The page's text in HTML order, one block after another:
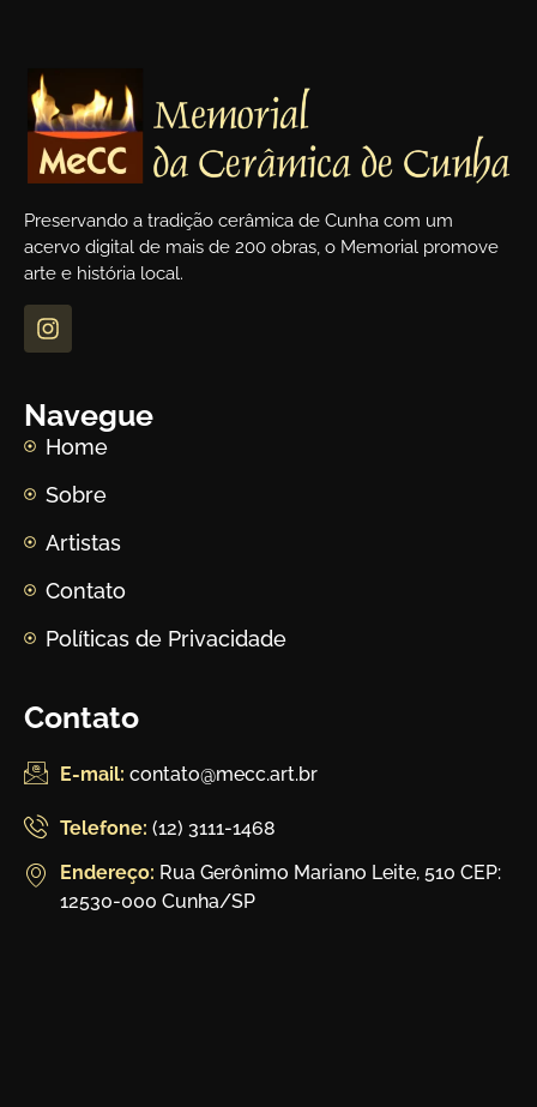
Preservando a tradição cerâmica de Cunha com um
acervo digital de mais de 200 obras, o Memorial promove
arte e história local.
Navegue
Home
Sobre
Artistas
Contato
Políticas de Privacidade
Contato
E-mail: contato@mecc.art.br
Telefone: (12) 3111-1468
Endereço: Rua Gerônimo Mariano Leite, 510 CEP:
12530-000 Cunha/SP